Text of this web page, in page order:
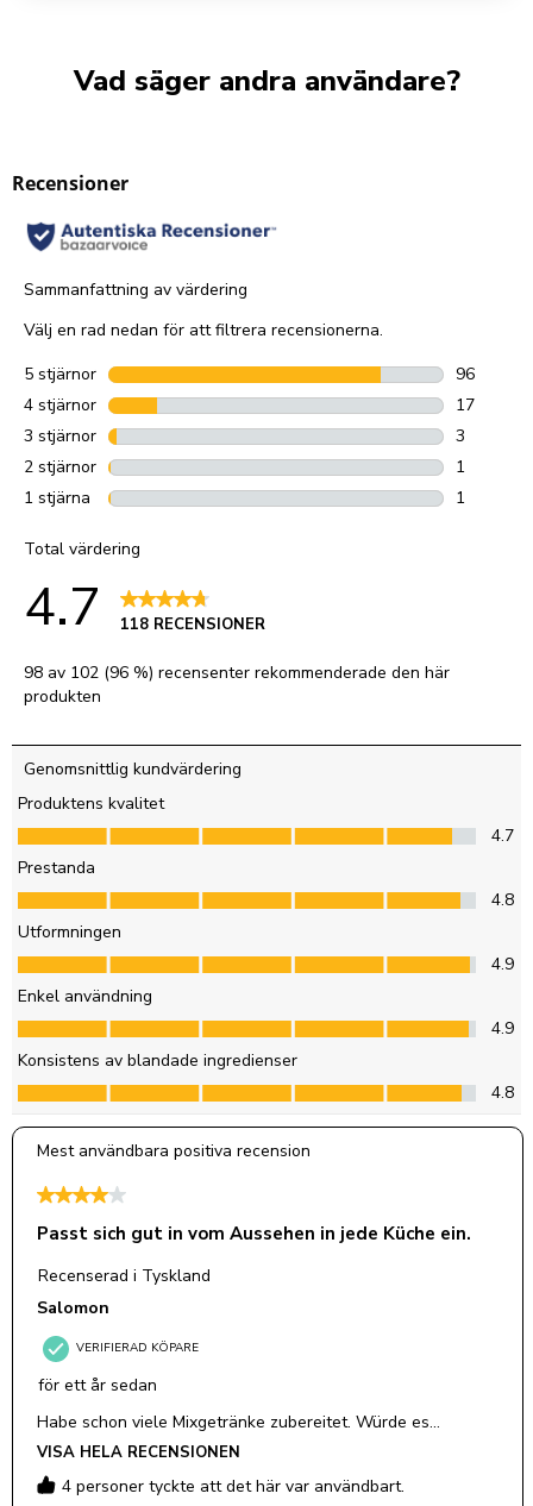
Vad säger andra användare?